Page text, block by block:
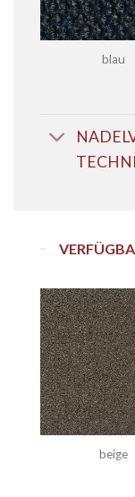
blau
beige